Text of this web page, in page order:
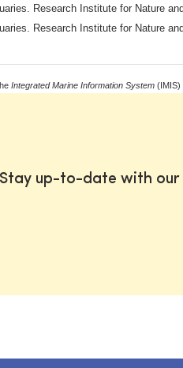
Research Institute for Nature
Research Institute for Nature
Integrated Marine Information System (IMIS)
Stay up-to-date with our